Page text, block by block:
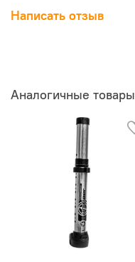
Написать отзыв
Аналогичные товары